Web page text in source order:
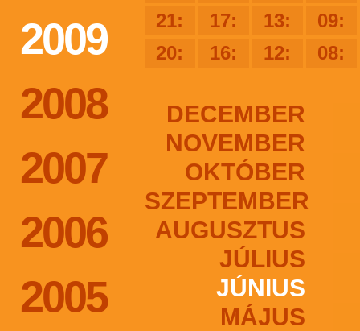
2009
2008
2007
2006
2005
21:
17: 13:
09:
20:
16: 12: 08:
DECEMBER
NOVEMBER
OKTÓBER
SZEPTEMBER
AUGUSZTUS
JÚLIUS
JÚNIUS
MÁJUS